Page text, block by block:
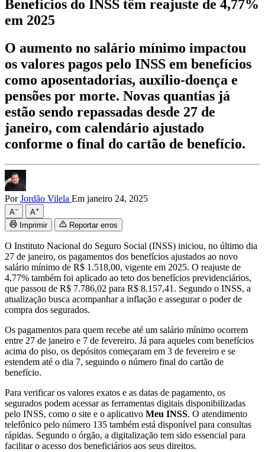
Benefícios do INSS têm reajuste de 4,77%
em 2025
O aumento no salário mínimo impactou
os valores pagos pelo INSS em benefícios
como aposentadorias, auxílio-doença e
pensões por morte. Novas quantias já
estão sendo repassadas desde 27 de
janeiro, com calendário ajustado
conforme o final do cartão de benefício.
PorJordão Vilela Em janeiro 24, 2025
A− A+
Imprimir Reportar erros
O Instituto Nacional do Seguro Social (INSS) iniciou, no último dia
27 de janeiro, os pagamentos dos benefícios ajustados ao novo
salário mínimo de R$ 1.518,00, vigente em 2025. O reajuste de
4,77% também foi aplicado ao teto dos benefícios previdenciários,
que passou de R$ 7.786,02 para R$ 8.157,41. Segundo o INSS, a
atualização busca acompanhar a inflação e assegurar o poder de
compra dos segurados.
Os pagamentos para quem recebe até um salário mínimo ocorrem
entre 27 de janeiro e 7 de fevereiro. Já para aqueles com benefícios
acima do piso, os depósitos começaram em 3 de fevereiro e se
estendem até o dia 7, seguindo o número final do cartão de
benefício.
Para verificar os valores exatos e as datas de pagamento, os
segurados podem acessar as ferramentas digitais disponibilizadas
pelo INSS, como o site e o aplicativo Meu INSS. O atendimento
telefônico pelo número 135 também está disponível para consultas
rápidas. Segundo o órgão, a digitalização tem sido essencial para
facilitar o acesso dos beneficiários aos seus direitos.